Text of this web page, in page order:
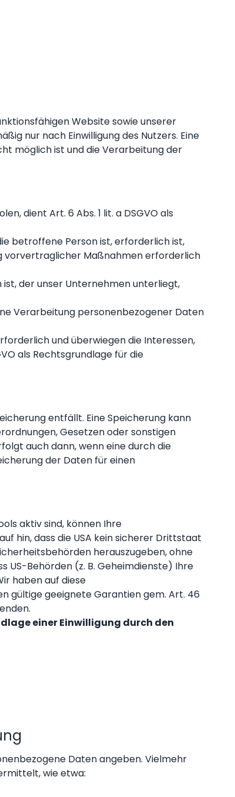
Website sowie unserer
nur nach Einwilligung des Nutzers. Eine
möglich ist und die Verarbeitung der
dient Art. 6 Abs. 1 lit. a DSGVO als
betroffene Person ist, erforderlich ist,
vorvertraglicher Maßnahmen erforderlich
der unser Unternehmen unterliegt,
Verarbeitung personenbezogener Daten
und überwiegen die Interessen,
als Rechtsgrundlage für die
entfällt. Eine Speicherung kann
Gesetzen oder sonstigen
auch dann, wenn eine durch die
der Daten für einen
aktiv sind, können Ihre
hin, dass die USA kein sicherer Drittstaat
herauszugeben, ohne
US-Behörden (z. B. Geheimdienste) Ihre
haben auf diese
gültige geeignete Garantien gem. Art. 46
einer Einwilligung durch den
Daten angeben. Vielmehr
wie etwa: